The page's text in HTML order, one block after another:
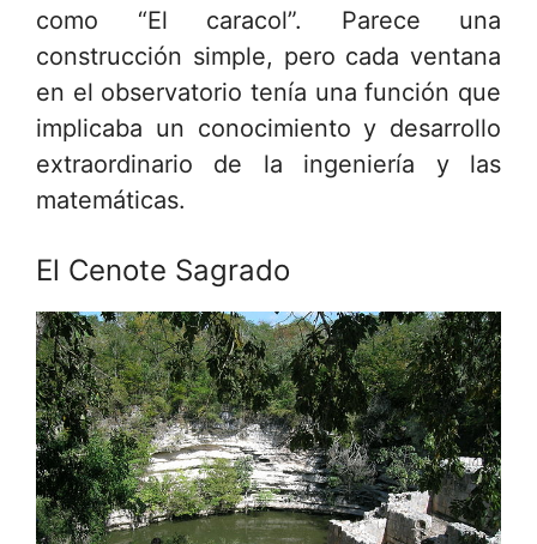
como “El caracol”. Parece una
construcción simple, pero cada ventana
en el observatorio tenía una función que
implicaba un conocimiento y desarrollo
extraordinario de la ingeniería y las
matemáticas.
El Cenote Sagrado